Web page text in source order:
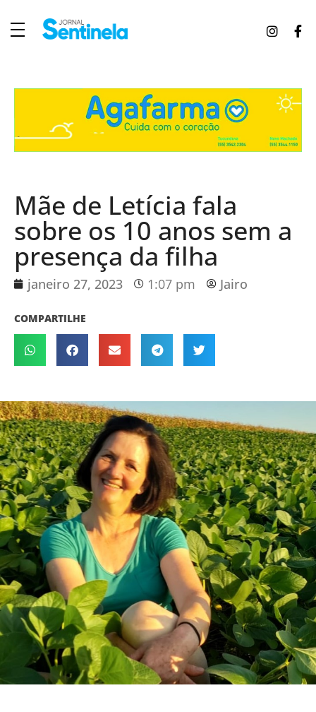
Mãe de Letícia fala
sobre os 10 anos sem a
presença da filha
janeiro 27, 2023 1:07 pm Jairo
COMPARTILHE